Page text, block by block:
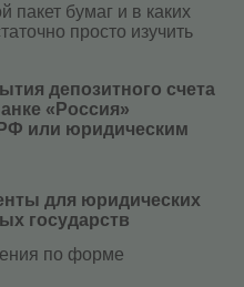
пакет бумаг и в каких
просто изучить
депозитного счета
«Россия»
или юридическим
для юридических
государств
по форме